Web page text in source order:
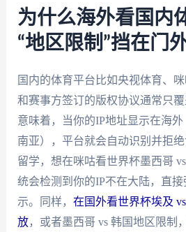
为什么海外看国内
“地区限制”挡在门外
国内的体育平台比如央视体育、咪
和赛事方签订的版权协议通常只
意味着，当你的IP地址显示在海
南亚），平台就会自动识别并拒
留学，想在咪咕看世界杯墨西哥
统会检测到你的IP不在大陆，直接
示。同样， 在国外看世界杯埃及
放，或者墨西哥 vs 韩国地区限